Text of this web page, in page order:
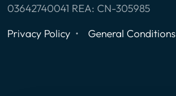
03642740041 REA: CN-305985
Privacy Policy
General Conditions